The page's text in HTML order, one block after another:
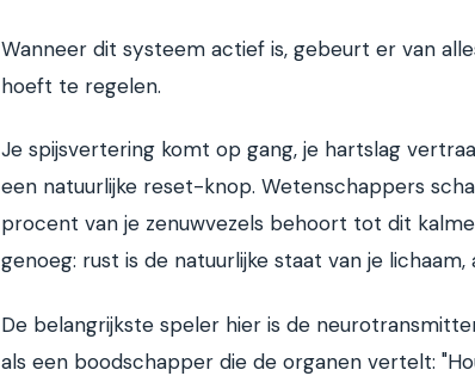
Wanneer dit systeem actief is, gebeurt er van
hoeft te regelen.
Je spijsvertering komt op gang, je hartslag
een natuurlijke reset-knop. Wetenschappers
procent van je zenuwvezels behoort tot dit
genoeg: rust is de natuurlijke staat van je
De belangrijkste speler hier is de
als een boodschapper die de organen vertelt: